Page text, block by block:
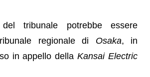
tribunale potrebbe essere
regionale di Osaka, in
in appello dellaKansai Electric